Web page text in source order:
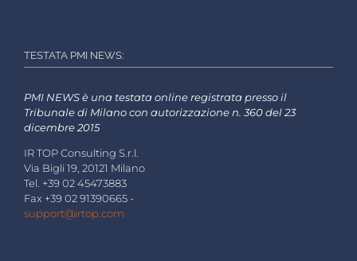
TESTATA PMI NEWS:
PMI NEWS è una testata online registrata presso il
Tribunale di Milano con autorizzazione n. 360 del 23
dicembre 2015
IR TOP Consulting S.r.l.
Via Bigli 19, 20121 Milano
Tel. +39 02 45473883
Fax +39 02 91390665 -
support@irtop.com